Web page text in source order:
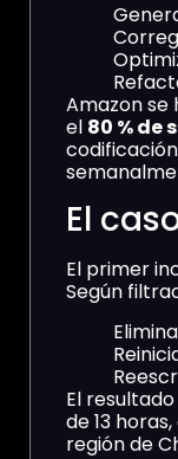
Amazon se
el 80 % de
El
El primer
Según
El
de 13
región de